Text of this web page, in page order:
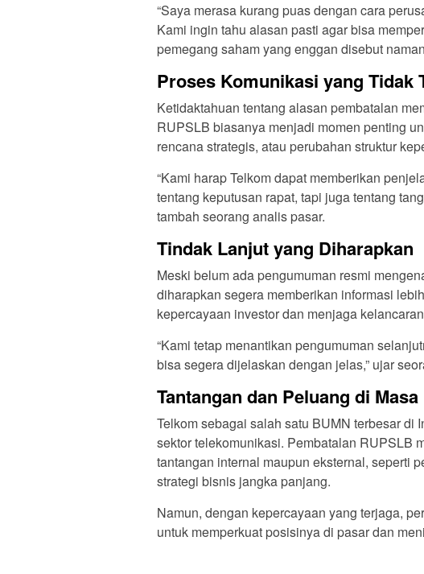
“Saya merasa kurang puas dengan cara
Kami ingin tahu alasan pasti agar bisa
pemegang saham yang enggan disebut
Proses Komunikasi yang Tidak
Ketidaktahuan tentang alasan pembatalan
RUPSLB biasanya menjadi momen penting
rencana strategis, atau perubahan struktur
“Kami harap Telkom dapat memberikan
tentang keputusan rapat, tapi juga tentang
tambah seorang analis pasar.
Tindak Lanjut yang Diharapkan
Meski belum ada pengumuman resmi
diharapkan segera memberikan informasi
kepercayaan investor dan menjaga
“Kami tetap menantikan pengumuman
bisa segera dijelaskan dengan jelas,” ujar
Tantangan dan Peluang di Masa
Telkom sebagai salah satu BUMN terbesar di
sektor telekomunikasi. Pembatalan RUPSLB
tantangan internal maupun eksternal, seperti
strategi bisnis jangka panjang.
Namun, dengan kepercayaan yang terjaga,
untuk memperkuat posisinya di pasar dan